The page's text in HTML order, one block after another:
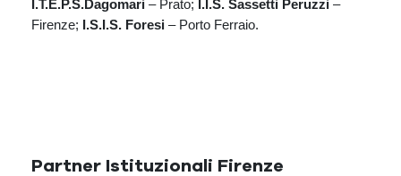
I.T.E.P.S.Dagomari – Prato; I.I.S. Sassetti Peruzzi –
Firenze; I.S.I.S. Foresi – Porto Ferraio.
Partner Istituzionali Firenze